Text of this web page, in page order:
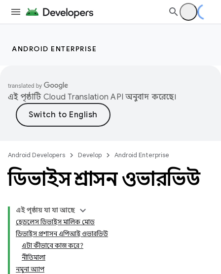
ANDROID ENTERPRISE
এই পৃষ্ঠাটি Cloud Translation API অনুবাদ করেছে।
Android Developers Develop Android Enterprise
ডিভাইস প্রশাসন ওভারভিউ
এই পৃষ্ঠায় যা যা আছে
হেডলেস ডিভাইস মালিক মোড
ডিভাইস প্রশাসন এপিআই ওভারভিউ
এটা কীভাবে কাজ করে?
নীতিমালা
নমুনা অ্যাপ